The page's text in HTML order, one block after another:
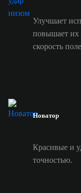
Улучшает
повышает их
скорость
Новатор
Красивые и
точностью.